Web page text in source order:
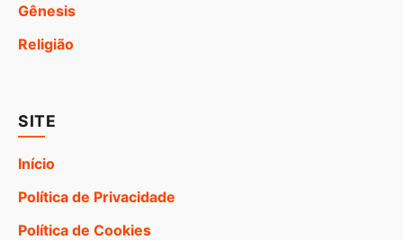
Gênesis
Religião
SITE
Início
Política de Privacidade
Política de Cookies